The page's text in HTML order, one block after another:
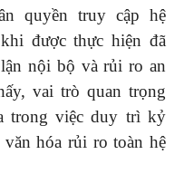
quyền truy cập hệ
được thực hiện đã
nội bộ và rủi ro an
vai trò quan trọng
trong việc duy trì kỷ
hóa rủi ro toàn hệ